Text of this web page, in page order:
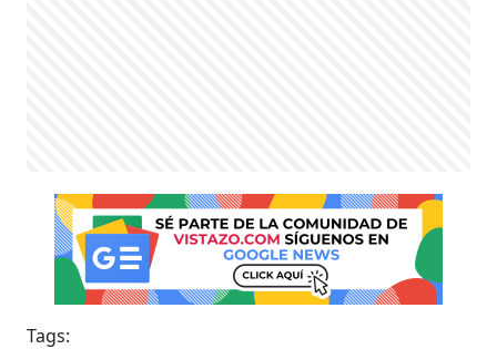
Tags: